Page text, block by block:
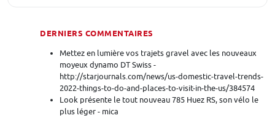
DERNIERS COMMENTAIRES
Mettez en lumière vos trajets gravel avec les nouveaux
moyeux dynamo DT Swiss -
http://starjournals.com/news/us-domestic-travel-trends-
2022-things-to-do-and-places-to-visit-in-the-us/384574
Look présente le tout nouveau 785 Huez RS, son vélo le
plus léger - mica